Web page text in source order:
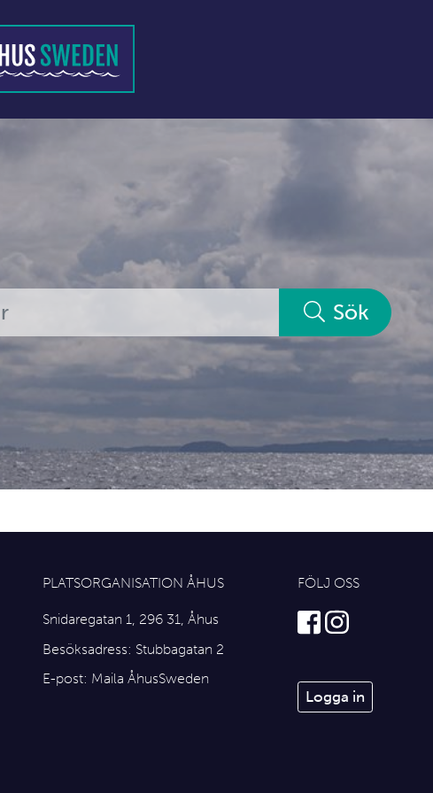
Sök
PLATSORGANISATION ÅHUS
Snidaregatan 1, 296 31, Åhus
Besöksadress: Stubbagatan 2
E-post: Maila ÅhusSweden
FÖLJ OSS
Logga in